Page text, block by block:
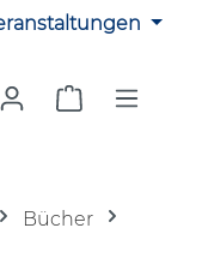
0 Produkte auf
Warenkorb
Bücher